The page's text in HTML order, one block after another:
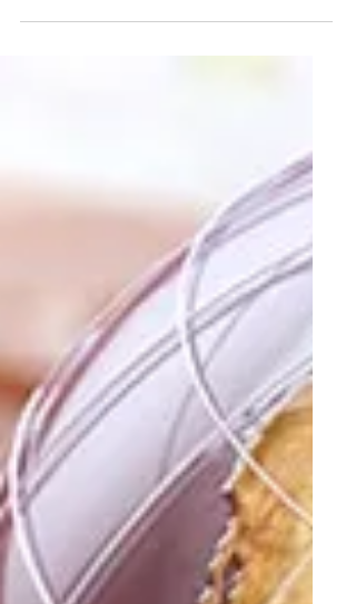
mejorar resultados
Recaudo de cartera: indicadores